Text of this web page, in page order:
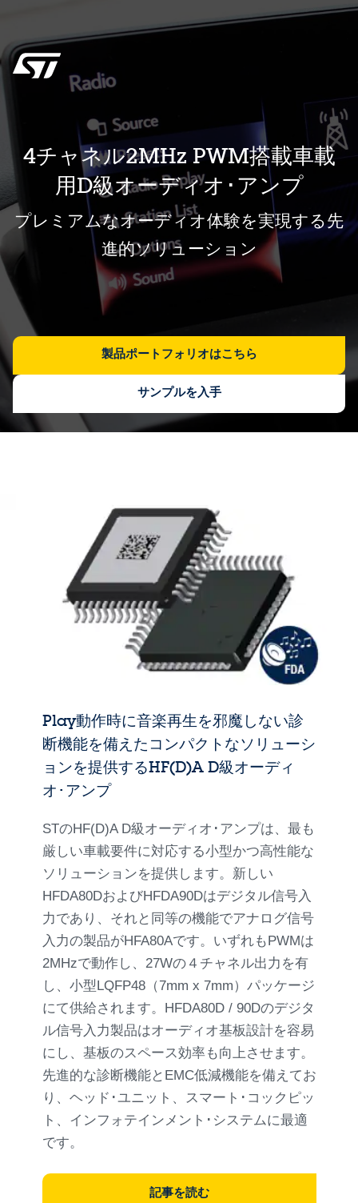
4チャネル2MHz PWM搭載車載
用D級オーディオ･アンプ
プレミアムなオーディオ体験を実現する先
進的ソリューション
製品ポートフォリオはこちら
サンプルを入手
Play動作時に音楽再生を邪魔しない診
断機能を備えたコンパクトなソリューシ
ョンを提供するHF(D)A D級オーディ
オ･アンプ
STのHF(D)A D級オーディオ･アンプは、最も
厳しい車載要件に対応する小型かつ高性能な
ソリューションを提供します。新しい
HFDA80DおよびHFDA90Dはデジタル信号入
力であり、それと同等の機能でアナログ信号
入力の製品がHFA80Aです。いずれもPWMは
2MHzで動作し、27Wの４チャネル出力を有
し、小型LQFP48（7mm x 7mm）パッケージ
にて供給されます。HFDA80D / 90Dのデジタ
ル信号入力製品はオーディオ基板設計を容易
にし、基板のスペース効率も向上させます。
先進的な診断機能とEMC低減機能を備えてお
り、ヘッド･ユニット、スマート･コックピッ
ト、インフォテインメント･システムに最適
です。
記事を読む